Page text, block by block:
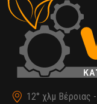
12° χλμ Βέροιας